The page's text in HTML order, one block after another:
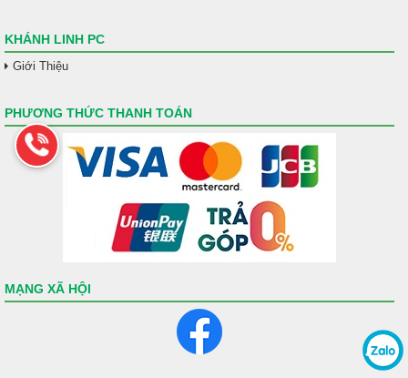
KHÁNH LINH PC
Giới Thiệu
PHƯƠNG THỨC THANH TOÁN
MẠNG XÃ HỘI